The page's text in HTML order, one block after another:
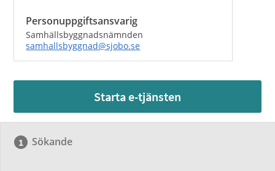
Personuppgiftsansvarig
Samhällsbyggnadsnämnden
samhallsbyggnad@sjobo.se
Starta e-tjänsten
Sökande